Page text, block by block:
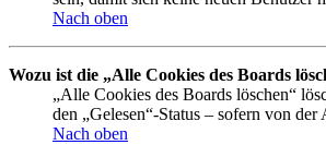
Nach oben
Wozu ist die „Alle Cookies des Boards
„Alle Cookies des Boards löschen“
den „Gelesen“-Status – sofern von
Nach oben